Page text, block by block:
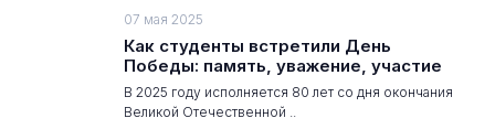
07 мая 2025
Как студенты встретили День
Победы: память, уважение, участие
В 2025 году исполняется 80 лет со дня окончания
Великой Отечественной ..